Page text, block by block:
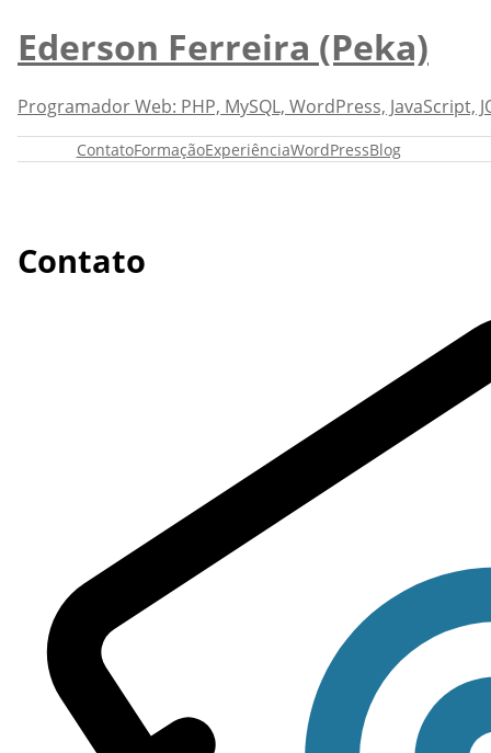
Ederson Ferreira (Peka)
Programador Web: PHP, MySQL, WordPress, JavaScript,
ContatoFormaçãoExperiênciaWordPressBlog
Contato